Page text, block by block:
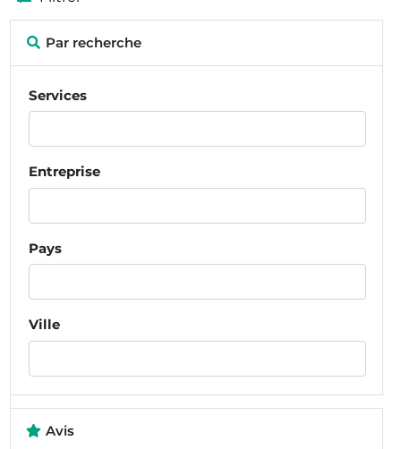
Par recherche
Services
Entreprise
Pays
Ville
Avis